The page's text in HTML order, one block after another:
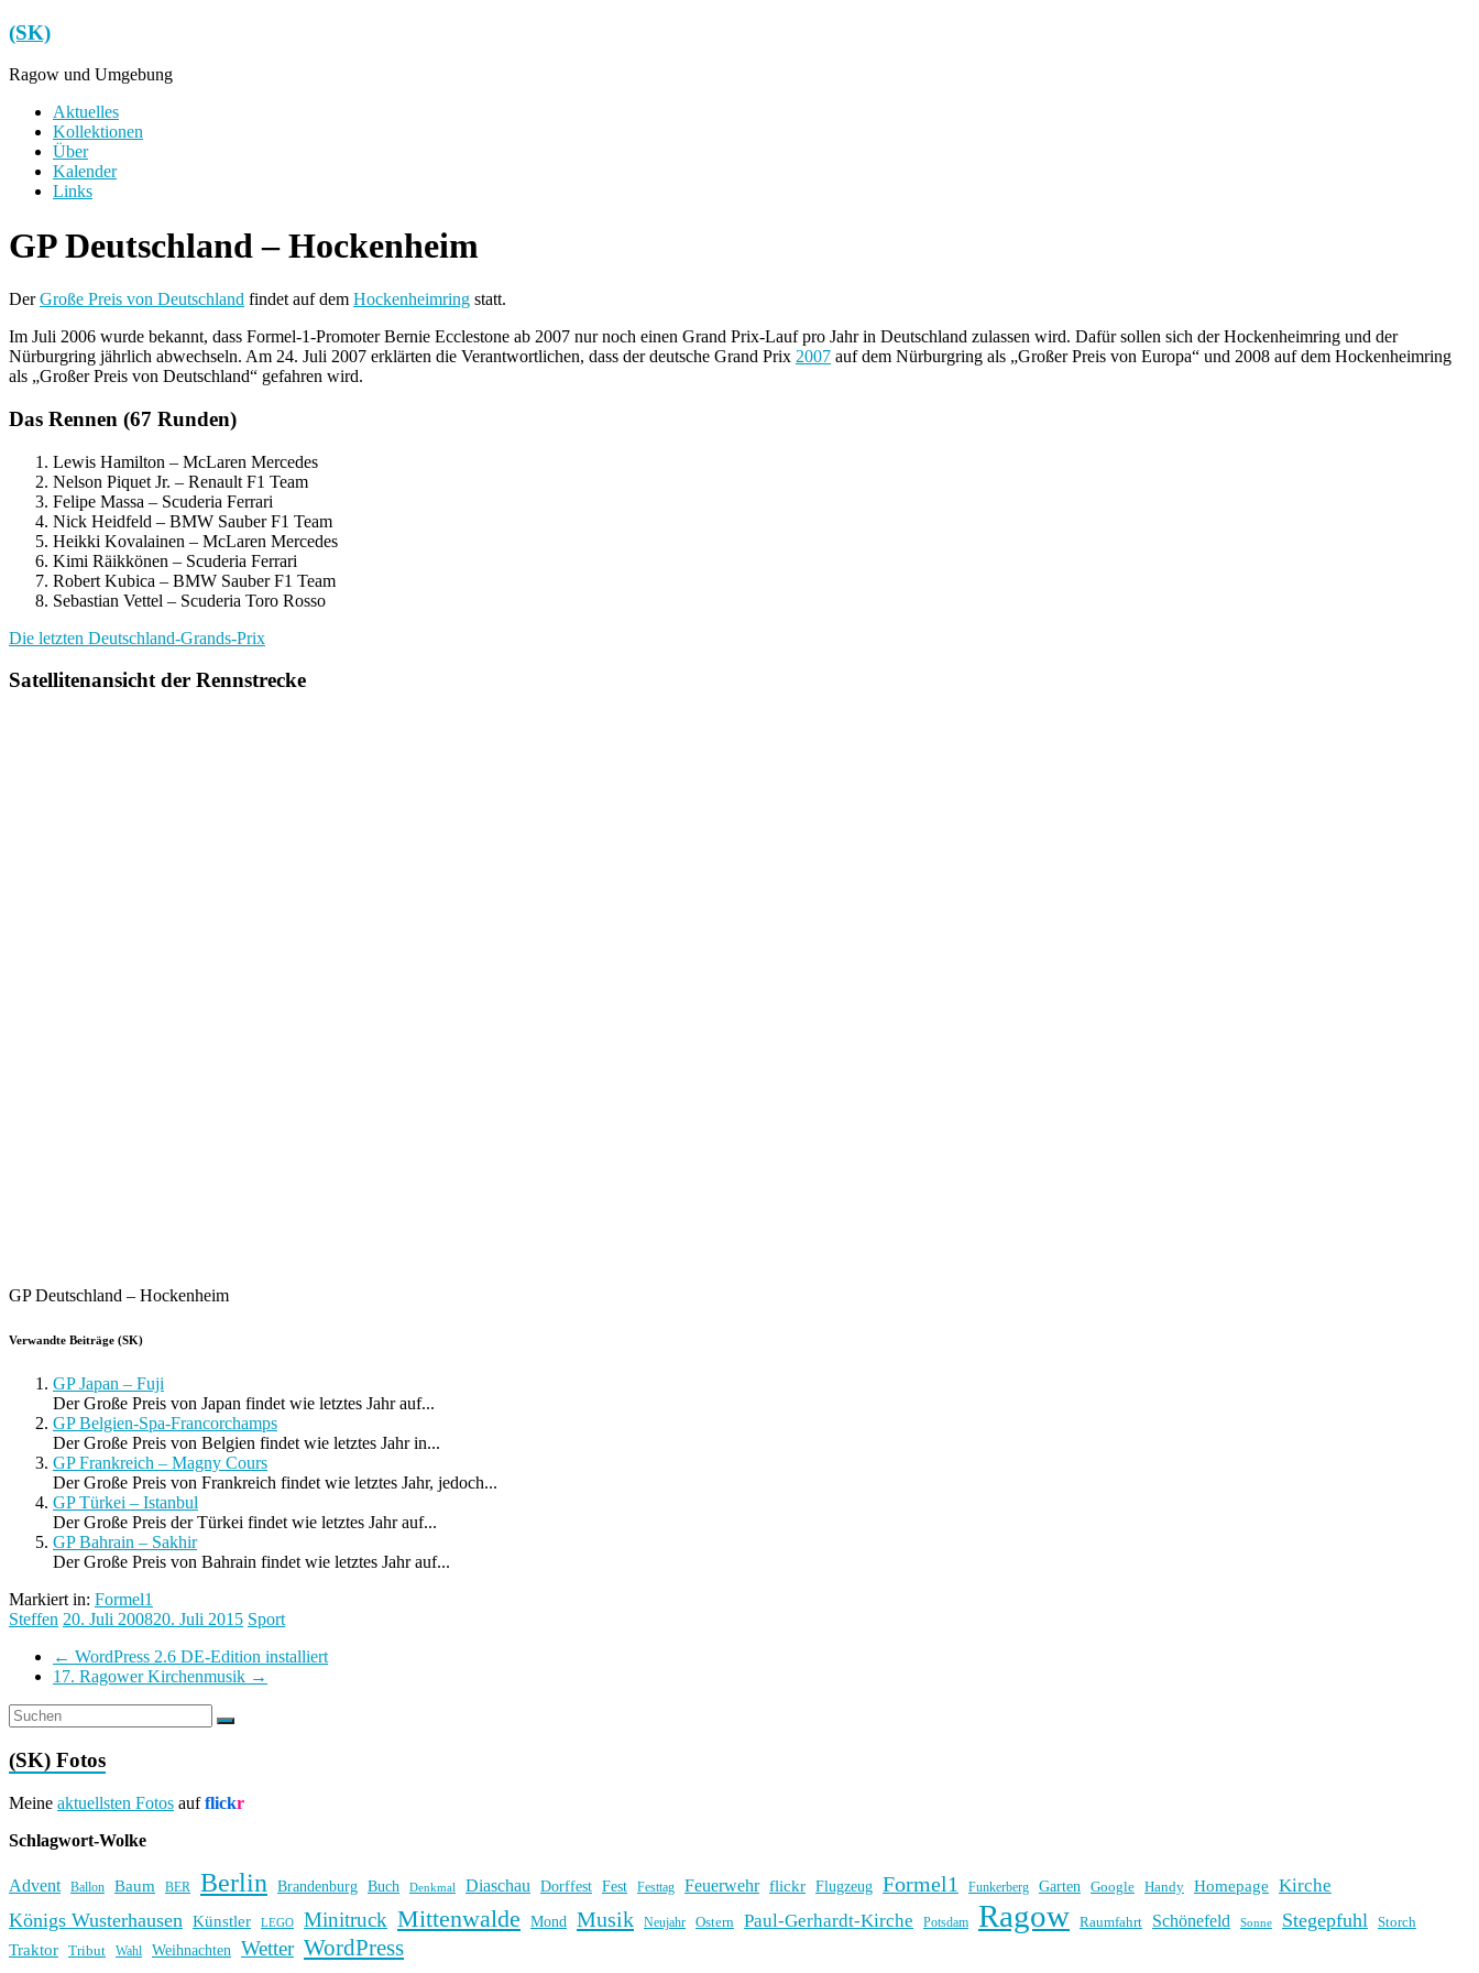
Zum
Inhalt
springen
(SK)
Ragow und Umgebung
Menü
Aktuelles
Kollektionen
Über
Kalender
Links
GP Deutschland – Hockenheim
DerGroße Preis von Deutschland findet auf dem Hockenheimring statt.
Im Juli 2006 wurde bekannt, dass Formel-1-Promoter Bernie Ecclestone ab 2007 nur noch einen Grand Prix-Lauf pro Jahr in Deutschland zulassen wird. Dafür sollen sich der Hockenheimring und der
Nürburgring jährlich abwechseln. Am 24. Juli 2007 erklärten die Verantwortlichen, dass der deutsche Grand Prix 2007 auf dem Nürburgring als „Großer Preis von Europa“ und 2008 auf dem Hockenheimring
als „Großer Preis von Deutschland“ gefahren wird.
Das Rennen (67 Runden)
Lewis Hamilton – McLaren Mercedes
Nelson Piquet Jr. – Renault F1 Team
Felipe Massa – Scuderia Ferrari
Nick Heidfeld – BMW Sauber F1 Team
Heikki Kovalainen – McLaren Mercedes
Kimi Räikkönen – Scuderia Ferrari
Robert Kubica – BMW Sauber F1 Team
Sebastian Vettel – Scuderia Toro Rosso
Die letzten Deutschland-Grands-Prix
Satellitenansicht der Rennstrecke
GP Deutschland – Hockenheim
Verwandte Beiträge (SK)
GP Japan – Fuji
Der Große Preis von Japan findet wie letztes Jahr auf...
GP Belgien-Spa-Francorchamps
Der Große Preis von Belgien findet wie letztes Jahr in...
GP Frankreich – Magny Cours
Der Große Preis von Frankreich findet wie letztes Jahr, jedoch...
GP Türkei – Istanbul
Der Große Preis der Türkei findet wie letztes Jahr auf...
GP Bahrain – Sakhir
Der Große Preis von Bahrain findet wie letztes Jahr auf...
Markiert in: Formel1
Steffen 20. Juli 200820. Juli 2015 Sport
← WordPress 2.6 DE-Edition installiert
17. Ragower Kirchenmusik →
(SK) Fotos
Meine aktuellsten Fotos aufflickr
Schlagwort-Wolke
Advent Ballon Baum BER Berlin Brandenburg Buch Denkmal Diaschau Dorffest Fest Festtag Feuerwehr flickr Flugzeug Formel1 Funkerberg Garten Google Handy Homepage Kirche
Königs Wusterhausen Künstler LEGO Minitruck Mittenwalde Mond Musik Neujahr Ostern Paul-Gerhardt-Kirche Potsdam Ragow Raumfahrt Schönefeld Sonne Stegepfuhl Storch
Traktor Tribut Wahl Weihnachten Wetter WordPress